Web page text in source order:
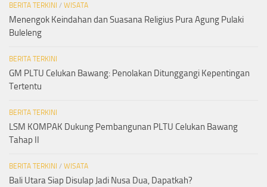
BERITA TERKINI / WISATA
Menengok Keindahan dan Suasana Religius Pura Agung Pulaki
Buleleng
BERITA TERKINI
GM PLTU Celukan Bawang: Penolakan Ditunggangi Kepentingan
Tertentu
BERITA TERKINI
LSM KOMPAK Dukung Pembangunan PLTU Celukan Bawang
Tahap II
BERITA TERKINI / WISATA
Bali Utara Siap Disulap Jadi Nusa Dua, Dapatkah?